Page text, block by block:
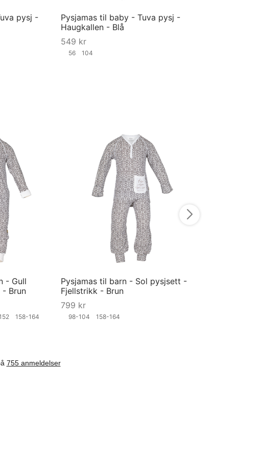
pysj -
Pysjamas til baby - Tuva pysj -
Haugkallen - Blå
549 kr
56 104
- Gull
Brun
158-164
Pysjamas til barn - Sol pysjsett -
Fjellstrikk - Brun
799 kr
98-104 158-164